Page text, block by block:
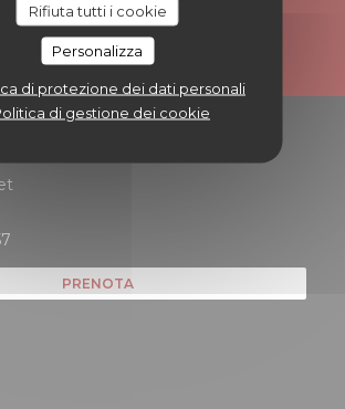
Rifiuta tutti i cookie
Personalizza
di protezione dei dati personali
di gestione dei cookie
ABBONATI
una nuova finestra))
PRENOTA